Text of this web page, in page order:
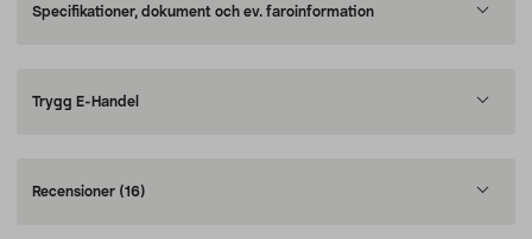
Specifikationer, dokument och ev. faroinformation
Trygg E-Handel
Recensioner (16)